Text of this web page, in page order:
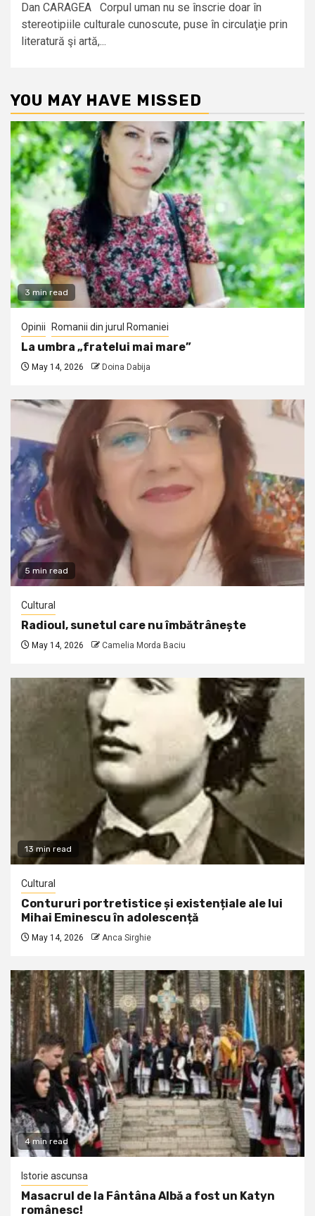
Dan CARAGEA Corpul uman nu se înscrie doar în
stereotipiile culturale cunoscute, puse în circulaţie prin
literatură şi artă,...
YOU MAY HAVE MISSED
3 min read
Opinii Romanii din jurul Romaniei
La umbra „fratelui mai mare”
May 14, 2026 Doina Dabija
5 min read
Cultural
Radioul, sunetul care nu îmbătrânește
May 14, 2026 Camelia Morda Baciu
13 min read
Cultural
Contururi portretistice și existențiale ale lui
Mihai Eminescu în adolescență
May 14, 2026 Anca Sirghie
4 min read
Istorie ascunsa
Masacrul de la Fântâna Albă a fost un Katyn
românesc!